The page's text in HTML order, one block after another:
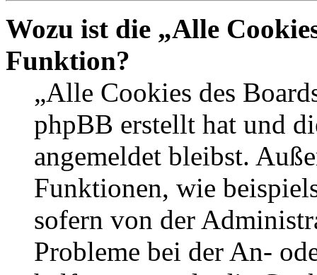
Wozu ist die „Alle
Funktion?
„Alle Cookies des
phpBB erstellt hat und
angemeldet bleibst.
Funktionen, wie
sofern von der
Probleme bei der An-